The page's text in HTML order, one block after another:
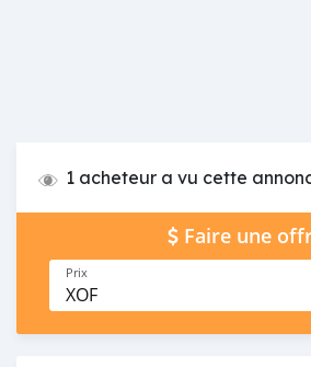
1 acheteur a vu cette
Faire une
Prix
XOF